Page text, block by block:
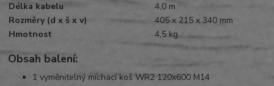
Délka kabelu
4,0 m
Rozměry (d x š x v)
405 x 215 x 340 mm
Hmotnost
4,5 kg
Obsah balení:
1 vyměnitelný míchací koš WR2 120x600 M14